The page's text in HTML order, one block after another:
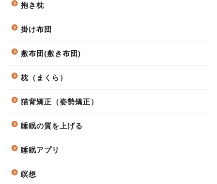
抱き枕
掛け布団
敷布団(敷き布団)
枕（まくら）
猫背矯正（姿勢矯正）
睡眠の質を上げる
睡眠アプリ
瞑想